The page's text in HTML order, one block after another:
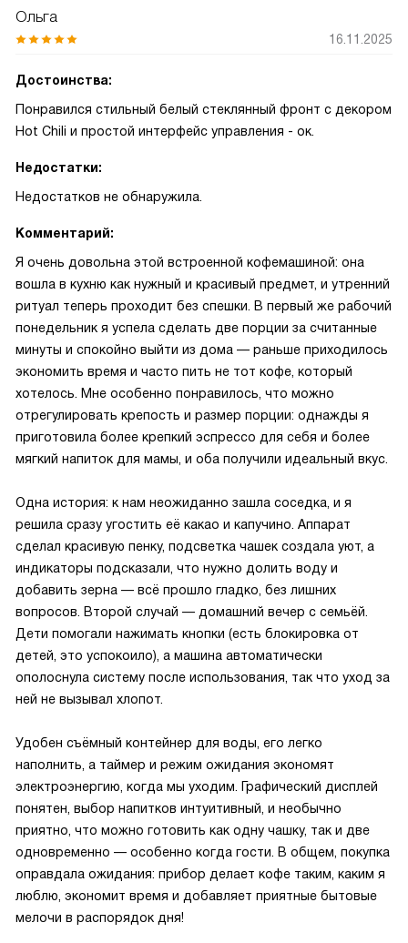
Ольга
16.11.2025
Достоинства:
Понравился стильный белый стеклянный фронт с декором
Hot Chili и простой интерфейс управления - ок.
Недостатки:
Недостатков не обнаружила.
Комментарий:
Я очень довольна этой встроенной кофемашиной: она
вошла в кухню как нужный и красивый предмет, и утренний
ритуал теперь проходит без спешки. В первый же рабочий
понедельник я успела сделать две порции за считанные
минуты и спокойно выйти из дома — раньше приходилось
экономить время и часто пить не тот кофе, который
хотелось. Мне особенно понравилось, что можно
отрегулировать крепость и размер порции: однажды я
приготовила более крепкий эспрессо для себя и более
мягкий напиток для мамы, и оба получили идеальный вкус.
Одна история: к нам неожиданно зашла соседка, и я
решила сразу угостить её какао и капучино. Аппарат
сделал красивую пенку, подсветка чашек создала уют, а
индикаторы подсказали, что нужно долить воду и
добавить зерна — всё прошло гладко, без лишних
вопросов. Второй случай — домашний вечер с семьёй.
Дети помогали нажимать кнопки (есть блокировка от
детей, это успокоило), а машина автоматически
ополоснула систему после использования, так что уход за
ней не вызывал хлопот.
Удобен съёмный контейнер для воды, его легко
наполнить, а таймер и режим ожидания экономят
электроэнергию, когда мы уходим. Графический дисплей
понятен, выбор напитков интуитивный, и необычно
приятно, что можно готовить как одну чашку, так и две
одновременно — особенно когда гости. В общем, покупка
оправдала ожидания: прибор делает кофе таким, каким я
люблю, экономит время и добавляет приятные бытовые
мелочи в распорядок дня!